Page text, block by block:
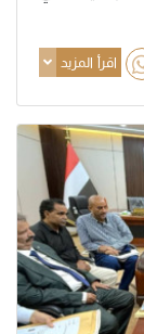
اقرأ المزيد